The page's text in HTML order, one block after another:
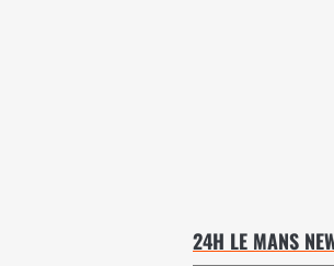
24H LE MANS